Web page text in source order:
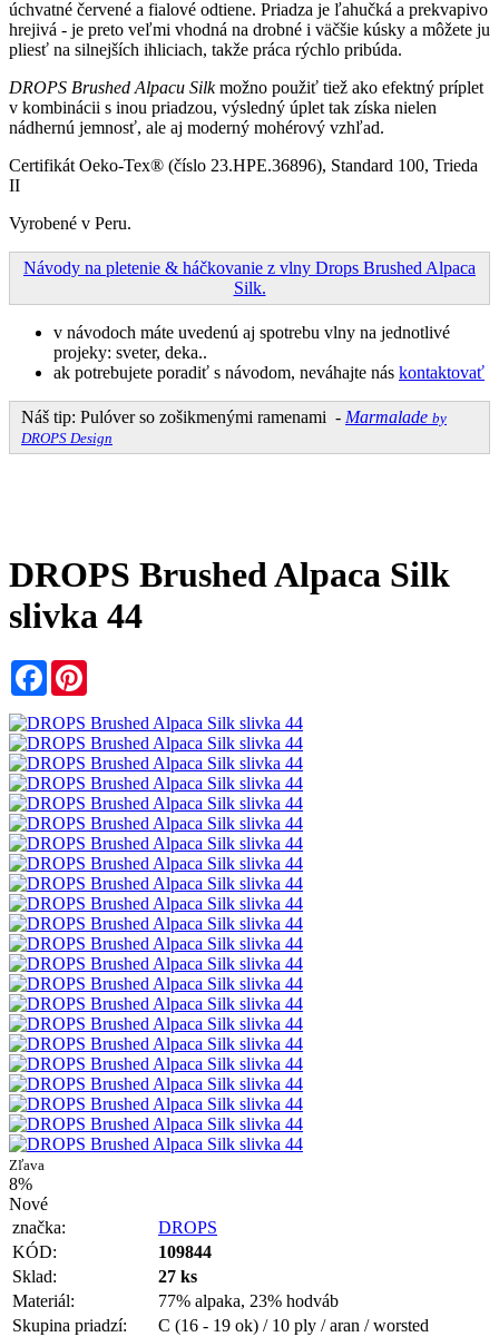
úchvatné červené a fialové odtiene. Priadza je ľahučká a prekvapivo
hrejivá - je preto veľmi vhodná na drobné i väčšie kúsky a môžete ju
pliesť na silnejších ihliciach, takže práca rýchlo pribúda.
DROPS Brushed Alpacu Silkmožno použiť tiež ako efektný príplet
v kombinácii s inou priadzou, výsledný úplet tak získa nielen
nádhernú jemnosť, ale aj moderný mohérový vzhľad.
Certifikát Oeko-Tex® (číslo 23.HPE.36896), Standard 100, Trieda
II
Vyrobené v Peru.
Návody na pletenie & háčkovanie z vlny Drops Brushed Alpaca
Silk.
v návodoch máte uvedenú aj spotrebu vlny na jednotlivé
projeky: sveter, deka..
ak potrebujete poradiť s návodom, neváhajte nás kontaktovať
Náš tip: Pulóver so zošikmenými ramenami - Marmalade by
DROPS Design
DROPS Brushed Alpaca Silk
slivka 44
Facebook
Zľava
8%
Nové
značka:
DROPS
KÓD:
109844
Sklad:
27 ks
Materiál:
77% alpaka, 23% hodváb
Skupina priadzí:
C (16 - 19 ok) / 10 ply / aran / worsted